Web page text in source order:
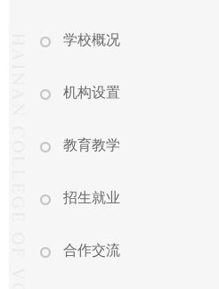
学校概况
机构设置
教育教学
招生就业
合作交流